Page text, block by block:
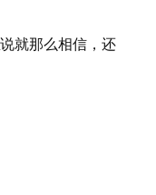
就那么相信，还